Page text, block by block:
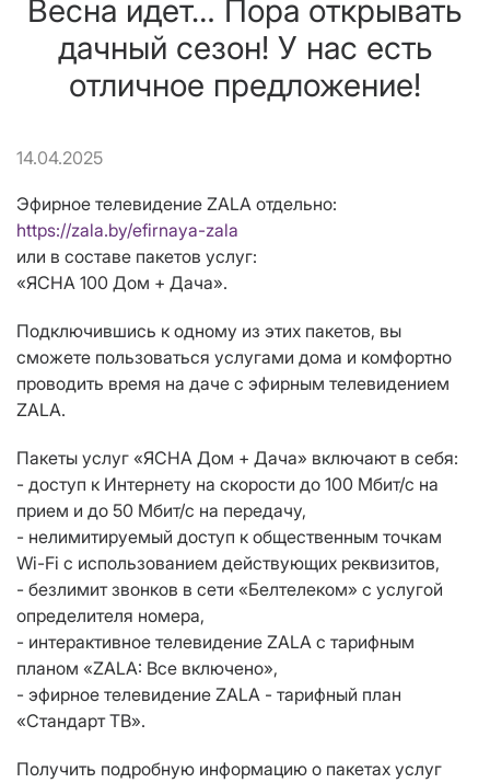
Весна идет… Пора открывать
дачный сезон! У нас есть
отличное предложение!
14.04.2025
Эфирное телевидение ZALA отдельно:
https://zala.by/efirnaya-zala
или в составе пакетов услуг:
«ЯСНА 100 Дом + Дача».
Подключившись к одному из этих пакетов, вы
сможете пользоваться услугами дома и комфортно
проводить время на даче с эфирным телевидением
ZALA.
Пакеты услуг «ЯСНА Дом + Дача» включают в себя:
- доступ к Интернету на скорости до 100 Мбит/с на
прием и до 50 Мбит/с на передачу,
- нелимитируемый доступ к общественным точкам
Wi-Fi с использованием действующих реквизитов,
- безлимит звонков в сети «Белтелеком» с услугой
определителя номера,
- интерактивное телевидение ZALA с тарифным
планом «ZALA: Все включено»,
- эфирное телевидение ZALA - тарифный план
«Стандарт ТВ».
Получить подробную информацию о пакетах услуг